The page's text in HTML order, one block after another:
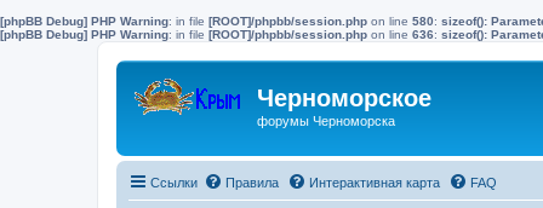
[phpBB Debug] PHP Warning: in file [ROOT]/phpbb/session.php on line 580: sizeof():
[phpBB Debug] PHP Warning: in file [ROOT]/phpbb/session.php on line 636: sizeof():
Черноморское
форумы Черноморска
Ссылки Правила Интерактивная карта FAQ